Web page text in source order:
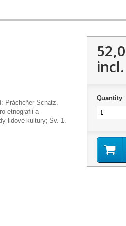
Prácheňer Schatz.
etnografii a
lidové kultury; Sv. 1.
incl.
Quantity